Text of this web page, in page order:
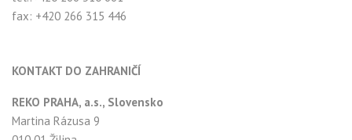
fax: +420 266 315 446
KONTAKT DO ZAHRANIČÍ
REKO PRAHA, a.s., Slovensko
Martina Rázusa 9